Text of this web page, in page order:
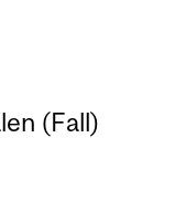
(Fall)